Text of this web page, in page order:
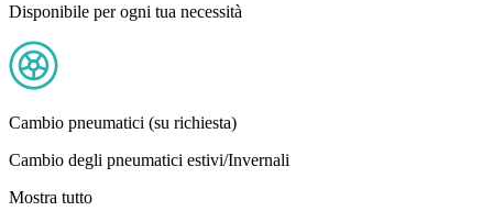
Disponibile per ogni tua necessità
Cambio pneumatici (su richiesta)
Cambio degli pneumatici estivi/Invernali
Mostra tutto